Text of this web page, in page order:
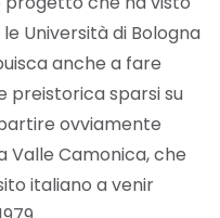
Università di Bologna
anche a fare
preistorica sparsi su
ovviamente
Valle Camonica, che
italiano a venir